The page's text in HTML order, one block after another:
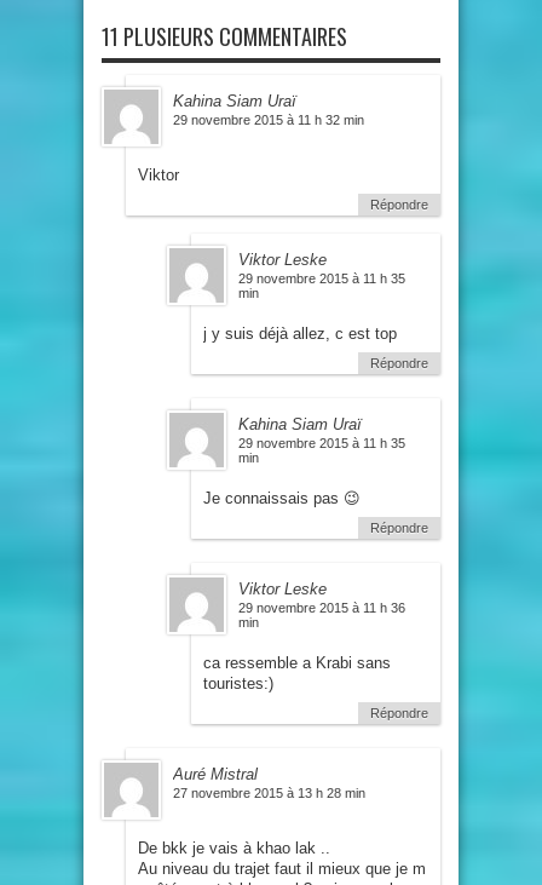
11 PLUSIEURS COMMENTAIRES
Kahina Siam Uraï
29 novembre 2015 à 11 h 32 min
Viktor
Répondre
Viktor Leske
29 novembre 2015 à 11 h 35
min
j y suis déjà allez, c est top
Répondre
Kahina Siam Uraï
29 novembre 2015 à 11 h 35
min
Je connaissais pas 😉
Répondre
Viktor Leske
29 novembre 2015 à 11 h 36
min
ca ressemble a Krabi sans
touristes:)
Répondre
Auré Mistral
27 novembre 2015 à 13 h 28 min
De bkk je vais à khao lak ..
Au niveau du trajet faut il mieux que je m